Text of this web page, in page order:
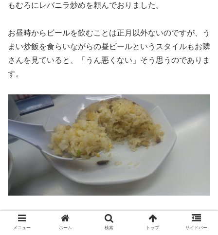
もむろにレバニラ炒めを頼んでおりました。
お昼時からビールを飲むことは正月以外ないのですが、う
まい炒飯を食らいながらの昼ビールというスタイルもお隣
さんを見ていると、「うん悪くない」そう思うのでありま
す。
中華料理店 ラーメン王 後楽本舗
で食べたチャーハンとは
メニュー ホーム 検索 トップ サイドバー